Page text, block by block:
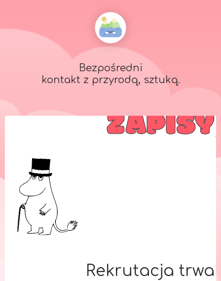
Bezpośredni
kontakt z przyrodą, sztuką.
ZAPISY
Rekrutacja trwa